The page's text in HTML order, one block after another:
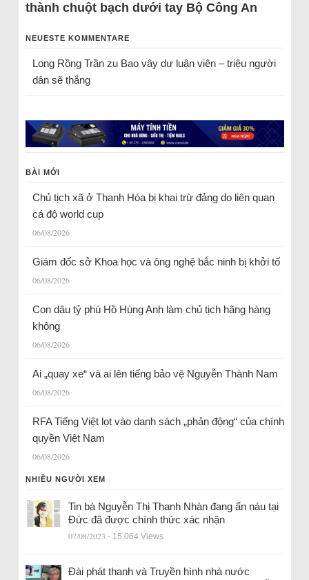
thành chuột bạch dưới tay Bộ Công An
NEUESTE KOMMENTARE
Long Rồng Trầnzu Bao vây dư luận viên – triệu người
dân sẽ thắng
BÀI MỚI
Chủ tịch xã ở Thanh Hóa bị khai trừ đảng do liên quan
cá độ world cup
06/08/2026
Giám đốc sở Khoa học và ông nghệ bắc ninh bị khởi tố
06/08/2026
Con dâu tỷ phú Hồ Hùng Anh làm chủ tịch hãng hàng
không
06/08/2026
Ai „quay xe“ và ai lên tiếng bảo vệ Nguyễn Thành Nam
06/08/2026
RFA Tiếng Việt lọt vào danh sách „phản động“ của chính
quyền Việt Nam
06/08/2026
NHIỀU NGƯỜI XEM
Tin bà Nguyễn Thị Thanh Nhàn đang ẩn náu tại
Đức đã được chính thức xác nhận
07/08/2023 - 15.064 Views
Đài phát thanh và Truyền hình nhà nước